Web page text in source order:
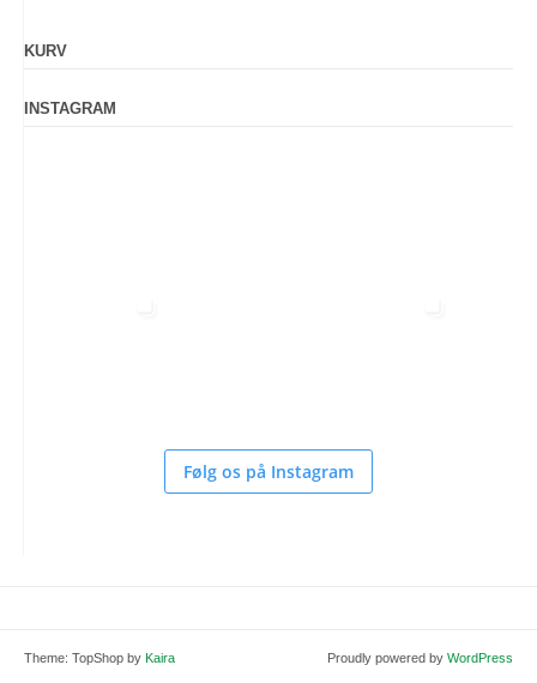
KURV
INSTAGRAM
Følg os på Instagram
Theme: TopShop by Kaira Proudly powered by WordPress